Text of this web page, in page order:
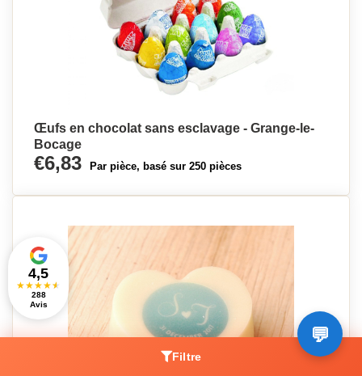
Œufs en chocolat sans esclavage - Grange-le-
Bocage
€6,83 Par pièce, basé sur 250 pièces
Filtre
4,5
★★★★★
288
Avis